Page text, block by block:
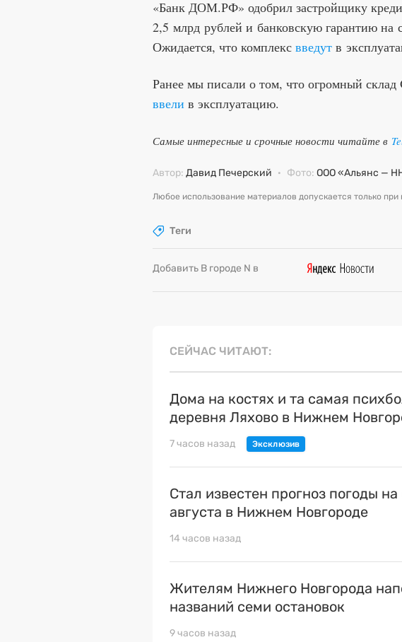
«Банк ДОМ.РФ» одобрил застройщику
2,5 млрд рублей и банковскую гарантию на
Ожидается, что комплекс введут в
Ранее мы писали о том, что огромный
ввели в эксплуатацию.
Самые интересные и срочные новости читайте в
Автор: Давид Печерский · Фото: ООО «Альянс —
Любое использование материалов допускается только
Теги
Добавить В городе N в
СЕЙЧАС ЧИТАЮТ
Дома на костях и та самая
деревня Ляхово в Нижнем
7 часов назад
Стал известен прогноз погоды
августа в Нижнем Новгороде
14 часов назад
Жителям Нижнего Новгорода
названий семи остановок
9 часов назад